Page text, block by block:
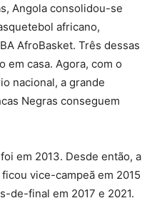
Angola consolidou-se
africano,
AfroBasket. Três dessas
em casa. Agora, com o
nacional, a grande
Negras conseguem
em 2013. Desde então, a
vice-campeã em 2015
de-final em 2017 e 2021.